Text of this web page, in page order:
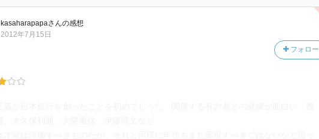
kasaharapapaさんの感想
フォロー
2012年7月15日